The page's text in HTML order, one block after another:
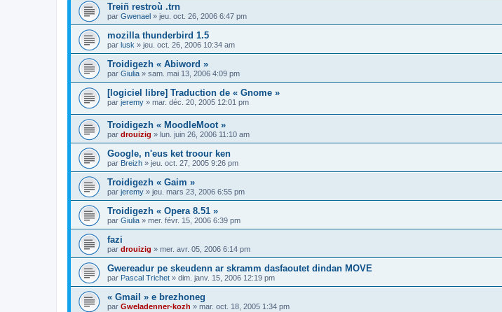
Treiñ restroù .trn
par Gwenael » jeu. oct. 26, 2006 6:47 pm
mozilla thunderbird 1.5
par lusk » jeu. oct. 26, 2006 10:34 am
Troidigezh « Abiword »
par Giulia » sam. mai 13, 2006 4:09 pm
[logiciel libre] Traduction de « Gnome »
par jeremy » mar. déc. 20, 2005 12:01 pm
Troidigezh « MoodleMoot »
par drouizig » lun. juin 26, 2006 11:10 am
Google, n'eus ket troour ken
par Breizh » jeu. oct. 27, 2005 9:26 pm
Troidigezh « Gaim »
par jeremy » jeu. mars 23, 2006 6:55 pm
Troidigezh « Opera 8.51 »
par Giulia » mer. févr. 15, 2006 6:39 pm
fazi
par drouizig » mer. avr. 05, 2006 6:14 pm
Gwereadur pe skeudenn ar skramm dasfaoutet dindan MOVE
par Pascal Trichet » dim. janv. 15, 2006 12:19 pm
« Gmail » e brezhoneg
par Gweladenner-kozh » mar. oct. 18, 2005 1:34 pm